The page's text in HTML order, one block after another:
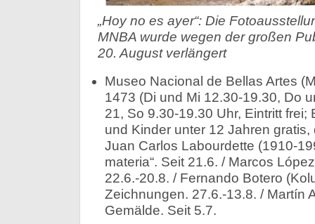
„Hoy no es ayer“: Die
MNBA wurde wegen der großen
20. August verlängert
Museo Nacional de Bellas Artes
1473 (Di und Mi 12.30-19.30, Do
21, So 9.30-19.30 Uhr, Eintritt frei;
und Kinder unter 12 Jahren
Juan Carlos Labourdette (1910-
materia“. Seit 21.6. / Marcos
22.6.-20.8. / Fernando Botero
Zeichnungen. 27.6.-13.8. / Martín
Gemälde. Seit 5.7.